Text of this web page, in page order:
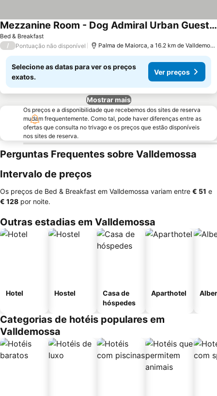
Bed & Breakfast
Mezzanine Room - Dog Admiral Urban Guest House
/ Pontuação não disponível Palma de Maiorca, a 16.2 km de Valldemossa
Selecione as datas para ver os preços
exatos.
Ver preços
Mostrar mais
Os preços e a disponibilidade que recebemos dos sites de reserva
mudam frequentemente. Como tal, pode haver diferenças entre as
ofertas que consulta no trivago e os preços que estão disponíveis
nos sites de reserva.
Perguntas Frequentes sobre Valldemossa
Intervalo de preços
Os preços de Bed & Breakfast em Valldemossa variam entre ‎€ 51 e
‎€ 128 por noite.
Outras estadias em Valldemossa
Hotel Hostel
Casa de
hóspedes
Aparthotel
Categorias de hotéis populares em
Valldemossa